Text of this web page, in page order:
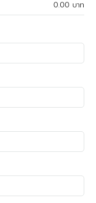
0.00 บาท